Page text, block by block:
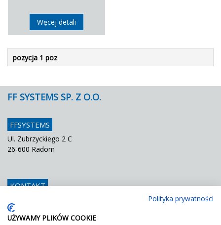
Węcej detali
pozycja 1 poz
FF SYSTEMS SP. Z O.O.
FFSYSTEMS
Ul. Zubrzyckiego 2 C
26-600 Radom
KONTAKT
Fax
E mail
info@ffsystems.pl
Polityka prywatności
UŻYWAMY PLIKÓW COOKIE